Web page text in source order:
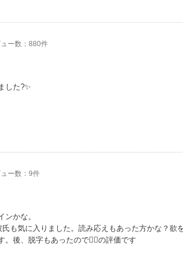
ー数：880件
した?✨
けを求めたのはｱﾒﾘｶで成り上がり、金持ちになっ
て思ってしまった…
ろかったです?オススメなのでぜひ読んでみて下さ
ー数：9件
ンかな。
も気に入りました。読み応えもあった方かな？欲
。後、脱字もあったので４の評価です